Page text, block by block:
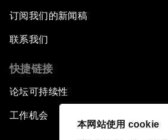
本网站使用 cookie
订阅我们的新闻稿
联系我们
快捷链接
论坛可持续性
工作机会